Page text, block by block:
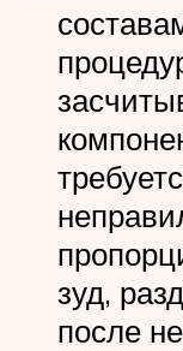
зуд,
после